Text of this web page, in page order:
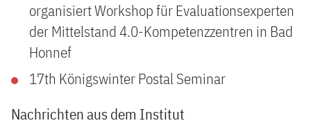
organisiert Workshop für Evaluationsexperten
der Mittelstand 4.0-Kompetenzzentren in Bad
Honnef
17th Königswinter Postal Seminar
Nachrichten aus dem Institut